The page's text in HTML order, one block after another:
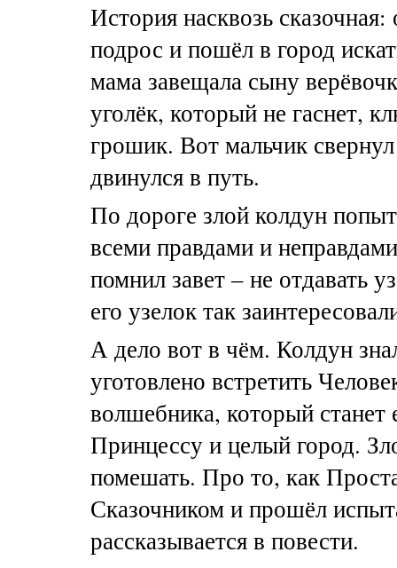
История насквозь
подрос и пошёл в город
мама завещала сыну
уголёк, который не гаснет,
грошик. Вот мальчик
двинулся в путь.
По дороге злой колдун
всеми правдами и
помнил завет – не отдавать
его узелок так
А дело вот в чём. Колдун
уготовлено встретить
волшебника, который станет
Принцессу и целый город.
помешать. Про то, как
Сказочником и прошёл
рассказывается в повести.